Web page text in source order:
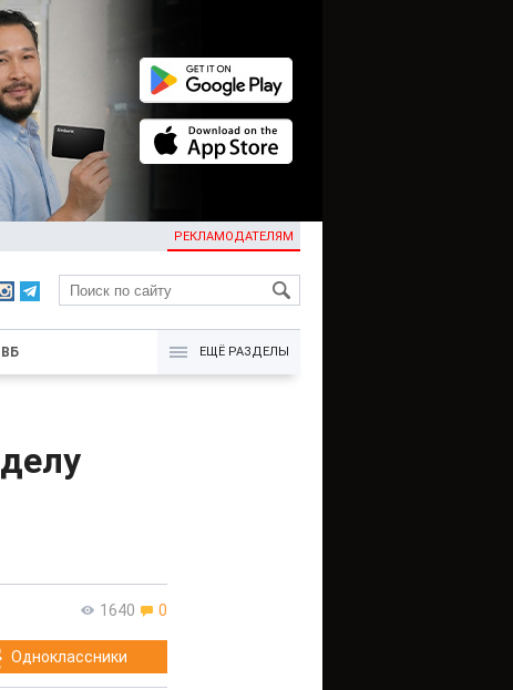
РЕКЛАМОДАТЕЛЯМ
KG
ЕЩЁ РАЗДЕЛЫ
1640 0
Одноклассники